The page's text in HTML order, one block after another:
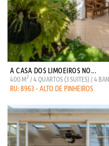
A CASA DOS LIMOEIROS NO...
400 M2 / 4 QUARTOS (3 SUITES) / 4
RU: 8963 - ALTO DE PINHEIROS